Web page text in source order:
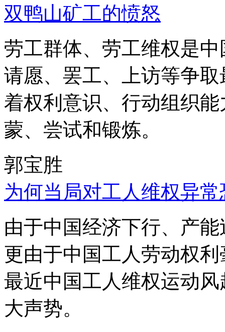
双鸭山矿工的愤怒
劳工群体、劳工维权是
请愿、罢工、上访等争
着权利意识、行动组织
蒙、尝试和锻炼。
郭宝胜
为何当局对工人维权异
由于中国经济下行、产
更由于中国工人劳动权
最近中国工人维权运动
大声势。